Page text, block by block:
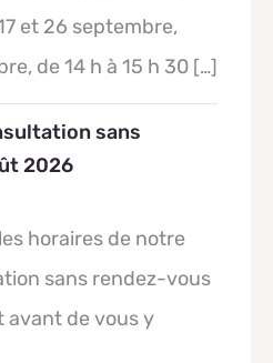
et 26 septembre,
de 14 h à 15 h 30 […]
sans
2026
horaires de notre
sans rendez-vous
avant de vous y